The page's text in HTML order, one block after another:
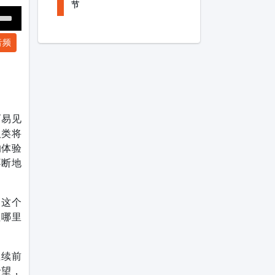
频
见
将
验
地
个
里
前
，
节